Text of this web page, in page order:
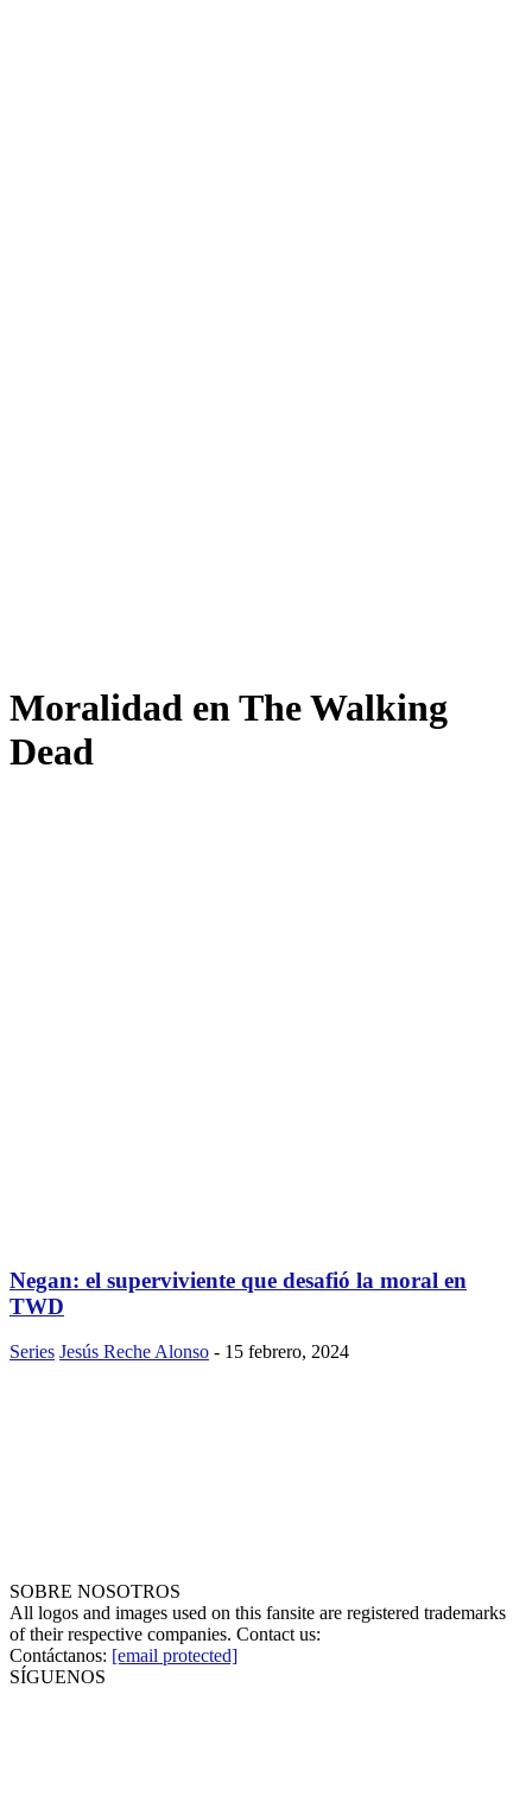
Moralidad en The Walking
Dead
Negan: el superviviente que desafió la moral en
TWD
Series Jesús Reche Alonso - 15 febrero, 2024
SOBRE NOSOTROS
All logos and images used on this fansite are registered trademarks
of their respective companies. Contact us:
Contáctanos: [email protected]
SÍGUENOS